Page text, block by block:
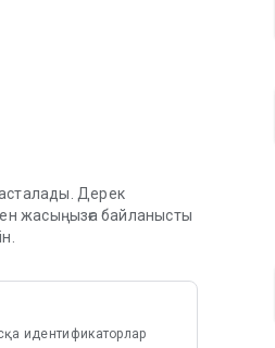
3D тереңдік әсерін
экран жұбын
Дерек
жасыңызға байланысты
идентификаторлар